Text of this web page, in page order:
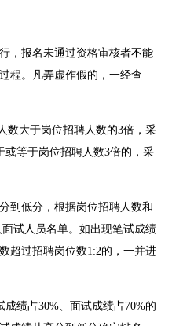
，报名未通过资格审核者不能
程。凡弄虚作假的，一经查
数大于岗位招聘人数的3倍，采
或等于岗位招聘人数3倍的，采
到低分，根据岗位招聘人数和
试人员名单。如出现笔试成绩
超过招聘岗位数1:2的，一并进
绩占30%、面试成绩占70%的